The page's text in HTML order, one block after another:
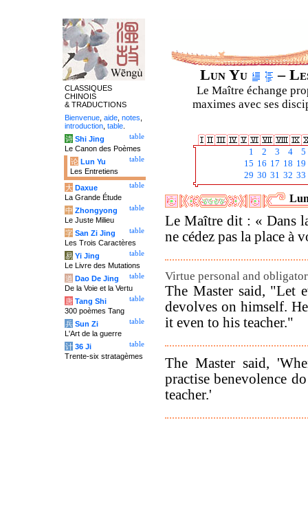
Lun Yu –
Le Maître échange
maximes avec ses
1 2 3 4
5
15 16 17 18 19
29 30 31 32 33
Le Maître dit : « Dans
ne cédez pas la place à
Virtue personal and
The Master said, "Let
devolves on himself.
it even to his teacher."
The Master said,
practise benevolence
teacher.'
CLASSIQUES
CHINOIS
& TRADUCTIONS
Bienvenue aide notes
introduction table
table
诗 Shi Jing
Le Canon des Poèmes
table
论 Lun Yu
Les Entretiens
table
大 Daxue
La Grande Étude
table
中 Zhongyong
Le Juste Milieu
table
字 San Zi Jing
Les Trois Caractères
table
易 Yi Jing
Le Livre des Mutations
table
道 Dao De Jing
De la Voie et la Vertu
table
唐 Tang Shi
300 poèmes Tang
table
兵 Sun Zi
L'Art de la guerre
table
计 36 Ji
Trente-six stratagèmes